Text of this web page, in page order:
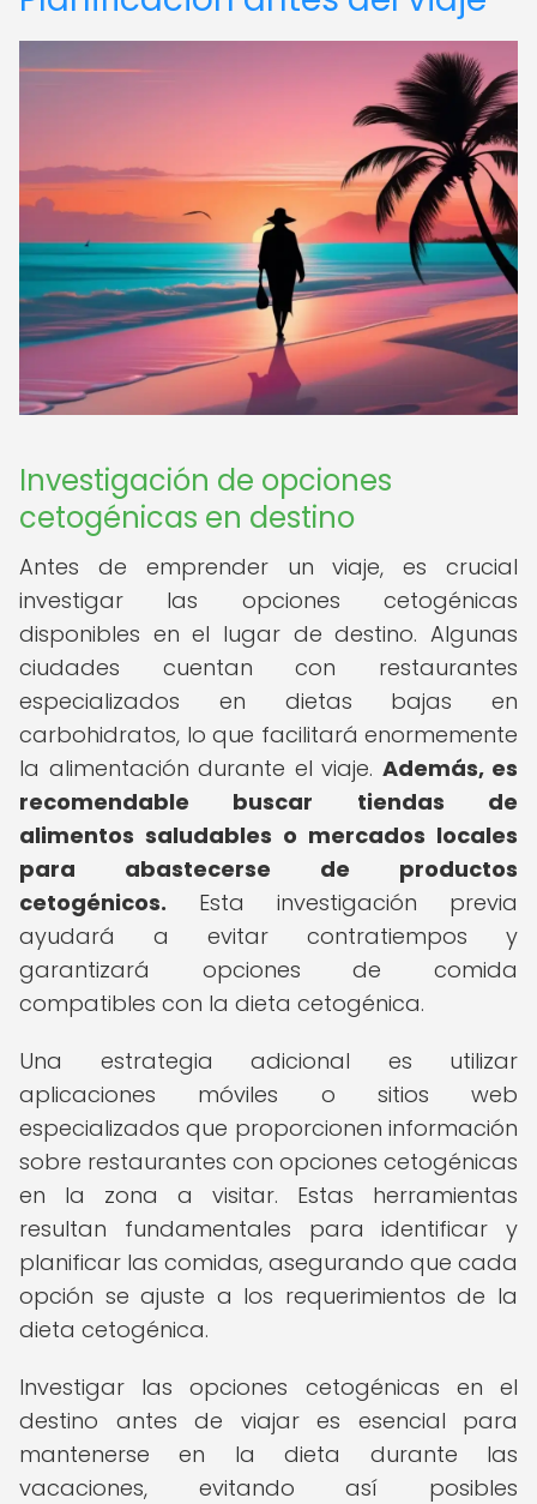
Investigación de opciones
cetogénicas en destino
Antes de emprender un viaje, es crucial
investigar las opciones cetogénicas
disponibles en el lugar de destino. Algunas
ciudades cuentan con restaurantes
especializados en dietas bajas en
carbohidratos, lo que facilitará enormemente
la alimentación durante el viaje. Además, es
recomendable buscar tiendas de
alimentos saludables o mercados locales
para abastecerse de productos
cetogénicos. Esta investigación previa
ayudará a evitar contratiempos y
garantizará opciones de comida
compatibles con la dieta cetogénica.
Una estrategia adicional es utilizar
aplicaciones móviles o sitios web
especializados que proporcionen información
sobre restaurantes con opciones cetogénicas
en la zona a visitar. Estas herramientas
resultan fundamentales para identificar y
planificar las comidas, asegurando que cada
opción se ajuste a los requerimientos de la
dieta cetogénica.
Investigar las opciones cetogénicas en el
destino antes de viajar es esencial para
mantenerse en la dieta durante las
vacaciones, evitando así posibles